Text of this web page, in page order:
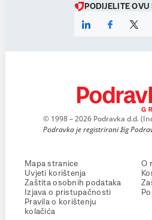
PODIJELITE OVU
© 1998 – 2026 Podravka d.d.
Podravka je registrirani žig
Mapa stranice
Uvjeti korištenja
Zaštita osobnih podataka
Izjava o pristupačnosti
Pravila o korištenju
kolačića
O